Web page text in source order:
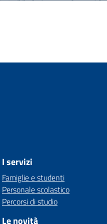
I servizi
Famiglie e studenti
Personale scolastico
Percorsi di studio
Le novità